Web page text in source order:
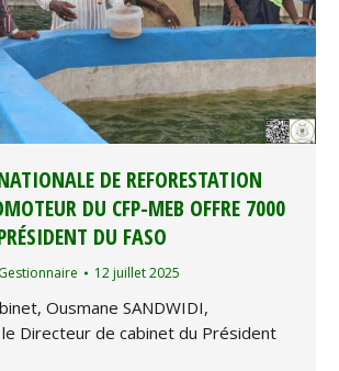
DE REFORESTATION
DU CFP-MEB OFFRE 7000
DU FASO
Gestionnaire 12 juillet 2025
Ousmane SANDWIDI,
Directeur de cabinet du Président